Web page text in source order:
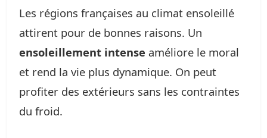
Les régions françaises au climat ensoleillé
attirent pour de bonnes raisons. Un
ensoleillement intense améliore le moral
et rend la vie plus dynamique. On peut
profiter des extérieurs sans les contraintes
du froid.